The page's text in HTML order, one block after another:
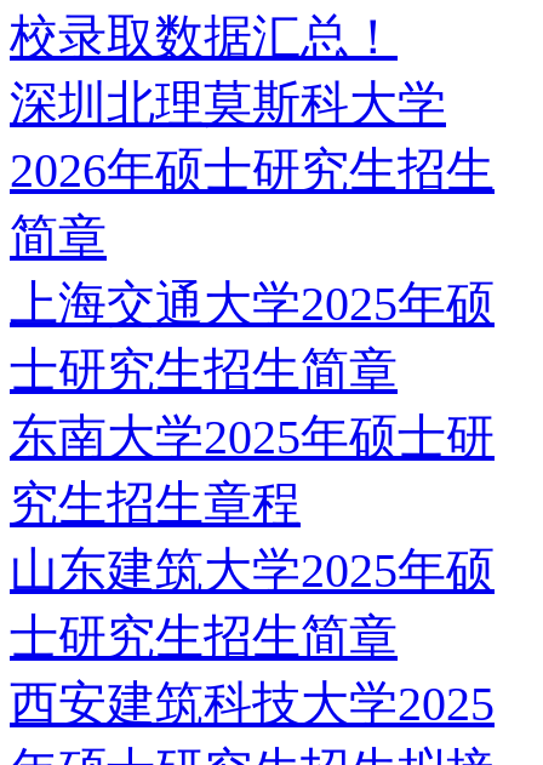
校录取数据汇总！
深圳北理莫斯科大学
2026年硕士研究生招生
简章
上海交通大学2025年硕
士研究生招生简章
东南大学2025年硕士研
究生招生章程
山东建筑大学2025年硕
士研究生招生简章
西安建筑科技大学2025